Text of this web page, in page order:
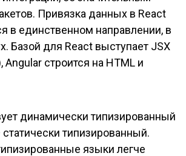
Привязка данных в React
в единственном направлении, в
Базой для React выступает JSX
Angular строится на HTML и
динамически типизированный
типизированный.
языки легче